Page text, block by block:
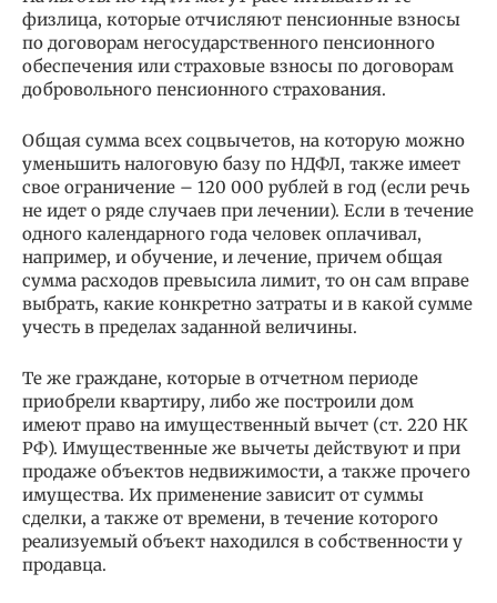
физлица, которые отчисляют пенсионные взносы
по договорам не­государственного пенсионного
обеспечения или страховые взносы по договорам
добровольного пенсионного страхования.
Общая сумма всех соцвычетов, на которую можно
уменьшить налоговую базу по НДФЛ, также имеет
свое ограничение – 120 000 рублей в год (если речь
не идет о ряде случаев при лечении). Если в течение
одного календарного года человек оплачивал,
например, и обуче­ние, и лечение, причем общая
сумма расходов превысила лимит, то он сам вправе
выбрать, какие конкретно затраты и в какой сумме
учесть в пределах заданной величины.
Те же граждане, которые в отчетном периоде
приобрели квартиру, либо же построили дом
имеют право на имущественный вычет (ст. 220 НК
РФ). Имущественные же вычеты действуют и при
продаже объектов недвижимости, а также прочего
имущества. Их применение зависит от суммы
сделки, а также от времени, в течение которого
реализуемый объект находился в собственности у
продавца.